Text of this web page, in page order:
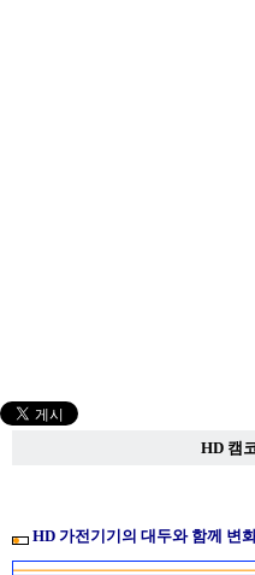
HD 캠
HD 가전기기의 대두와 함께 변